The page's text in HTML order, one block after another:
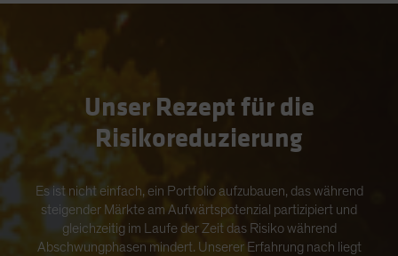
Unser Rezept für die
Risikoreduzierung
Es ist nicht einfach, ein Portfolio aufzubauen, das während
steigender Märkte am Aufwärtspotenzial partizipiert und
gleichzeitig im Laufe der Zeit das Risiko während
Abschwungphasen mindert. Unserer Erfahrung nach liegt